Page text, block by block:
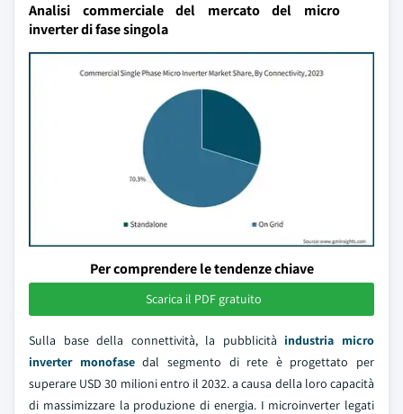
Analisi commerciale del mercato del micro
inverter di fase singola
Per comprendere le tendenze chiave
Scarica il PDF gratuito
Sulla base della connettività, la pubblicità industria micro
inverter monofasedal segmento di rete è progettato per
superare USD 30 milioni entro il 2032. a causa della loro capacità
di massimizzare la produzione di energia. I microinverter legati